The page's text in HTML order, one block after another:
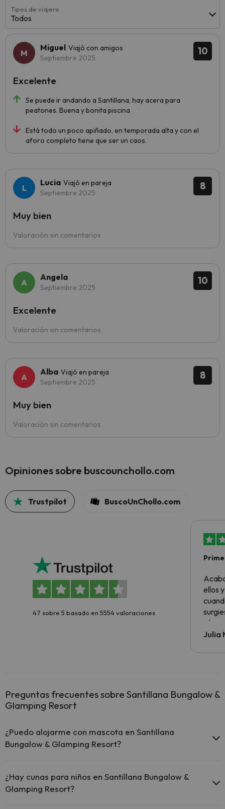
Tipos de viajero
Todos
10
Miguel Viajó con amigos
Septiembre 2025
Se puede ir andando a Santillana, hay acera para
peatones. Buena y bonita piscina
Está todo un poco apiñado, en temporada alta y con el
aforo completo tiene que ser un caos.
Excelente
8
Lucia Viajó en pareja
Septiembre 2025
Valoración sin comentarios
Muy bien
10
Angela
Septiembre 2025
Valoración sin comentarios
Excelente
8
Alba Viajó en pareja
Septiembre 2025
Valoración sin comentarios
Muy bien
Opiniones sobre buscounchollo.com
Trustpilot BuscoUnChollo.com
4.7 sobre 5 basado en 5554 valoraciones
ellos
todo
Julia
Preguntas frecuentes sobre Santillana Bungalow &
Glamping Resort
¿Puedo alojarme con mascota en Santillana
Bungalow & Glamping Resort?
(previa petición y de pago directo en hotel). Consulta las
condiciones.
¿Hay cunas para niños en Santillana Bungalow &
Glamping Resort?